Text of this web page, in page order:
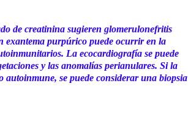
de creatinina sugieren glomerulonefritis
exantema purpúrico puede ocurrir en la
La ecocardiografía se puede
y las anomalías perianulares. Si la
autoinmune, se puede considerar una biopsia